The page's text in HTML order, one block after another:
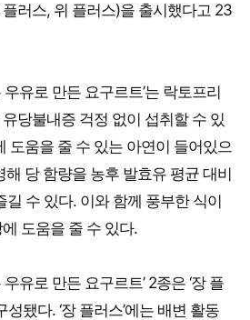
플러스, 위 플러스)을 출시했다고 23
유로 만든 요구르트’는 락토프리
당불내증 걱정 없이 섭취할 수 있
도움을 줄 수 있는 아연이 들어있으
당 함량을 농후 발효유 평균 대비
길 수 있다. 이와 함께 풍부한 식이
도움을 줄 수 있다.
유로 만든 요구르트’ 2종은 ‘장 플
성됐다. ‘장 플러스’에는 배변 활동